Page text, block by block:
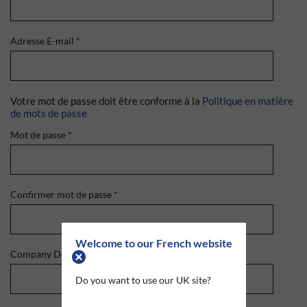
Welcome to our French website
Do you want to use our UK site?
Adresse E-mail *
Votre mot de passe doit être conforme à la Politique en matière
de mots de passe
Mot de passe *
Confirmer mot de passe *
Company Domain